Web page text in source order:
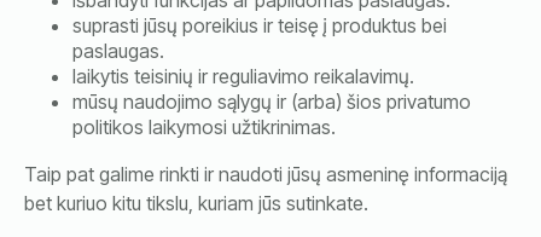
suprasti jūsų poreikius ir teisę į produktus bei
paslaugas.
laikytis teisinių ir reguliavimo reikalavimų.
mūsų naudojimo sąlygų ir (arba) šios privatumo
politikos laikymosi užtikrinimas.
Taip pat galime rinkti ir naudoti jūsų asmeninę informaciją
bet kuriuo kitu tikslu, kuriam jūs sutinkate.